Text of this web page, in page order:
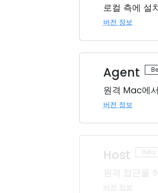
로컬 측에 설
버전 정보
Agent
원격 Mac에
버전 정보
Host
원격 접근을
버전 정보